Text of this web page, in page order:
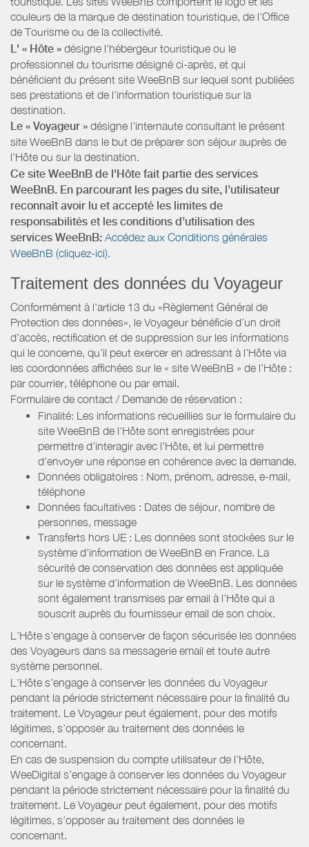
couleurs de la marque de destination touristique, de l’Office
de Tourisme ou de la collectivité.
L' « Hôte » désigne l'hébergeur touristique ou le
professionnel du tourisme désigné ci-après, et qui
bénéficient du présent site WeeBnB sur lequel sont publiées
ses prestations et de l'information touristique sur la
destination.
Le « Voyageur » désigne l'internaute consultant le présent
site WeeBnB dans le but de préparer son séjour auprès de
l'Hôte ou sur la destination.
Ce site WeeBnB de l'Hôte fait partie des services
WeeBnB. En parcourant les pages du site, l’utilisateur
reconnaît avoir lu et accepté les limites de
responsabilités et les conditions d’utilisation des
services WeeBnB: Accédez aux Conditions générales
WeeBnB (cliquez-ici).
Traitement des données du Voyageur
Conformément à l'article 13 du «Règlement Général de
Protection des données», le Voyageur bénéficie d’un droit
d’accès, rectification et de suppression sur les informations
qui le concerne, qu’il peut exercer en adressant à l’Hôte via
les coordonnées affichées sur le « site WeeBnB » de l’Hôte :
par courrier, téléphone ou par email.
Formulaire de contact / Demande de réservation :
Finalité: Les informations recueillies sur le formulaire du
site WeeBnB de l’Hôte sont enregistrées pour
permettre d’interagir avec l’Hôte, et lui permettre
d’envoyer une réponse en cohérence avec la demande.
Données obligatoires : Nom, prénom, adresse, e-mail,
téléphone
Données facultatives : Dates de séjour, nombre de
personnes, message
Transferts hors UE : Les données sont stockées sur le
système d’information de WeeBnB en France. La
sécurité de conservation des données est appliquée
sur le système d’information de WeeBnB. Les données
sont également transmises par email à l’Hôte qui a
souscrit auprès du fournisseur email de son choix.
L’Hôte s’engage à conserver de façon sécurisée les données
des Voyageurs dans sa messagerie email et toute autre
système personnel.
L’Hôte s’engage à conserver les données du Voyageur
pendant la période strictement nécessaire pour la finalité du
traitement. Le Voyageur peut également, pour des motifs
légitimes, s’opposer au traitement des données le
concernant.
En cas de suspension du compte utilisateur de l’Hôte,
WeeDigital s’engage à conserver les données du Voyageur
pendant la période strictement nécessaire pour la finalité du
traitement. Le Voyageur peut également, pour des motifs
légitimes, s’opposer au traitement des données le
concernant.